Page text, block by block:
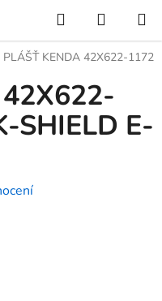
Hledat
KOŠÍK
PLÁŠŤ KENDA 42X622-1172
SHIELD E-